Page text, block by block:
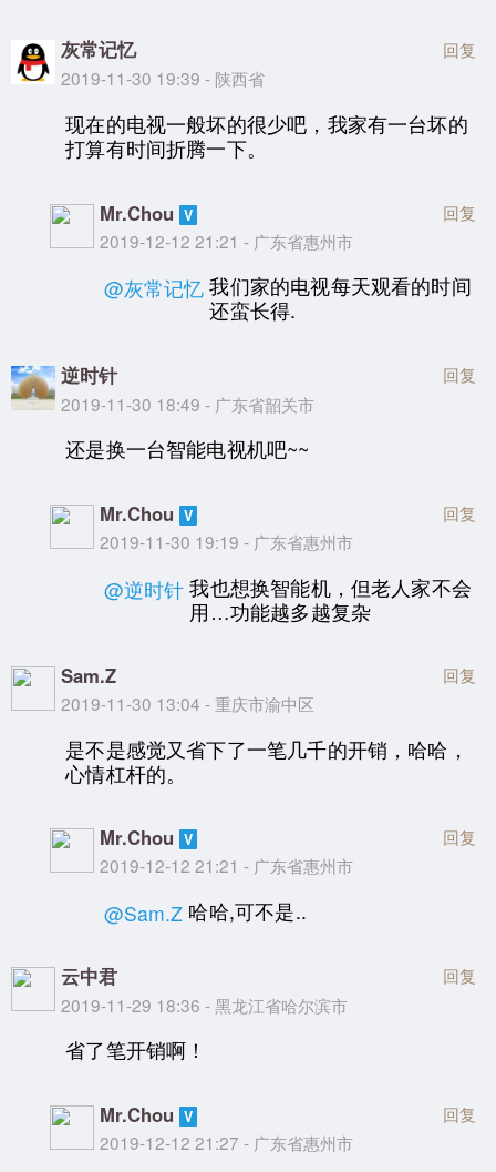
灰常记忆
2019-11-30 19:39 - 陕西省
回复
现在的电视一般坏的很少吧，我家有一台坏的
打算有时间折腾一下。
Mr.Chou
2019-12-12 21:21 - 广东省惠州市
回复
@灰常记忆 我们家的电视每天观看的时间
还蛮长得.
逆时针
2019-11-30 18:49 - 广东省韶关市
回复
还是换一台智能电视机吧~~
Mr.Chou
2019-11-30 19:19 - 广东省惠州市
回复
@逆时针 我也想换智能机，但老人家不会
用…功能越多越复杂
Sam.Z
2019-11-30 13:04 - 重庆市渝中区
回复
是不是感觉又省下了一笔几千的开销，哈哈，
心情杠杆的。
Mr.Chou
2019-12-12 21:21 - 广东省惠州市
回复
@Sam.Z 哈哈,可不是..
云中君
2019-11-29 18:36 - 黑龙江省哈尔滨市
回复
省了笔开销啊！
Mr.Chou
2019-12-12 21:27 - 广东省惠州市
回复